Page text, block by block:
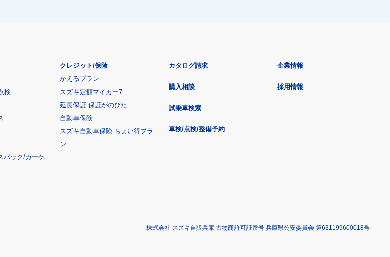
検
パック/カーケ
クレジット/保険
かえるプラン
スズキ定額マイカー7
延長保証 保証がのびた
自動車保険
スズキ自動車保険 ちょい得プラ
ン
カタログ請求
購入相談
試乗車検索
車検/点検/整備予約
企業情報
採用情報
株式会社 スズキ自販兵庫 古物商許可証番号 兵庫県公安委員会 第631199600018号